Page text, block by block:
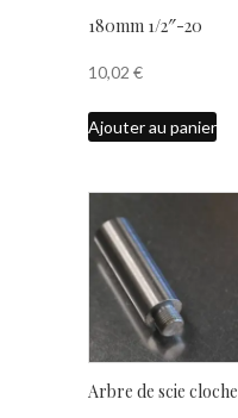
180mm 1/2″-20
10,02 €
Ajouter au panier
Arbre de scie cloche